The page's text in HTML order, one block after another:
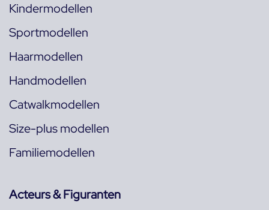
Kindermodellen
Sportmodellen
Haarmodellen
Handmodellen
Catwalkmodellen
Size-plus modellen
Familiemodellen
Acteurs & Figuranten